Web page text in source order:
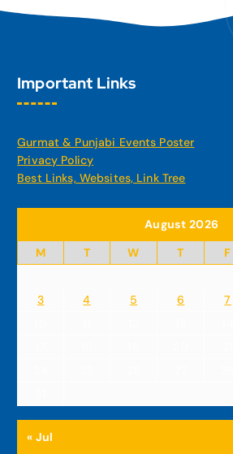
Important Links
Gurmat & Punjabi Events Poster
Privacy Policy
Best Links, Websites, Link Tree
August 2026
M
T W T F
3
4 5 6 7
« Jul